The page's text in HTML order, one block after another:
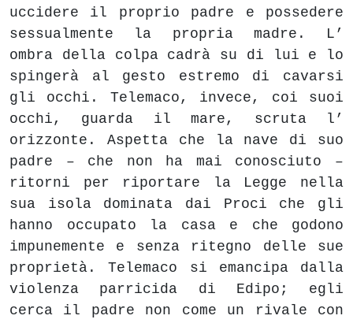
uccidere il proprio padre e possedere
sessualmente la propria madre. L’
ombra della colpa cadrà su di lui e lo
spingerà al gesto estremo di cavarsi
gli occhi. Telemaco, invece, coi suoi
occhi, guarda il mare, scruta l’
orizzonte. Aspetta che la nave di suo
padre – che non ha mai conosciuto –
ritorni per riportare la Legge nella
sua isola dominata dai Proci che gli
hanno occupato la casa e che godono
impunemente e senza ritegno delle sue
proprietà. Telemaco si emancipa dalla
violenza parricida di Edipo; egli
cerca il padre non come un rivale con